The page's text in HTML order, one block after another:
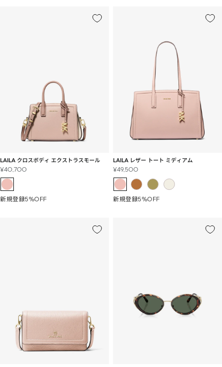
LAILA クロスボディ エクストラスモール
セ
ー
ル
格
¥40,700
新規登録5%OFF
LAILA レザー トート ミディアム
セ
ー
ル
格
¥49,500
新規登録5%OFF